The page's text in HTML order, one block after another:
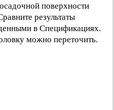
поверхности
результаты
в Спецификациях.
можно переточить.